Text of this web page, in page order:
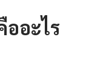
ออะไร